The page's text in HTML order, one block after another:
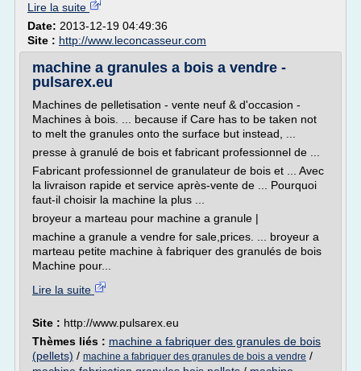
Lire la suite
Date: 2013-12-19 04:49:36
Site : http://www.leconcasseur.com
machine a granules a bois a vendre -
pulsarex.eu
Machines de pelletisation - vente neuf & d'occasion -
Machines à bois. ... because if Care has to be taken not
to melt the granules onto the surface but instead, ...
presse à granulé de bois et fabricant professionnel de ...
Fabricant professionnel de granulateur de bois et ... Avec
la livraison rapide et service après-vente de ... Pourquoi
faut-il choisir la machine la plus ...
broyeur a marteau pour machine a granule |
machine a granule a vendre for sale,prices. ... broyeur a
marteau petite machine à fabriquer des granulés de bois
Machine pour...
Lire la suite
Site : http://www.pulsarex.eu
Thèmes liés : machine a fabriquer des granules de bois
(pellets) / machine a fabriquer des granules de bois a vendre /